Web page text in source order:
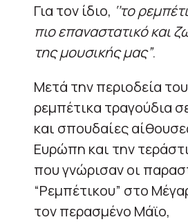
Για τον ίδιο, ‘’το
πιο επαναστατικό και
της μουσικής μας”.
Μετά την περιοδεία
ρεμπέτικα τραγούδια
και σπουδαίες
Ευρώπη και την
που γνώρισαν οι
“Ρεμπέτικου” στο
τον περασμένο Μάϊο,